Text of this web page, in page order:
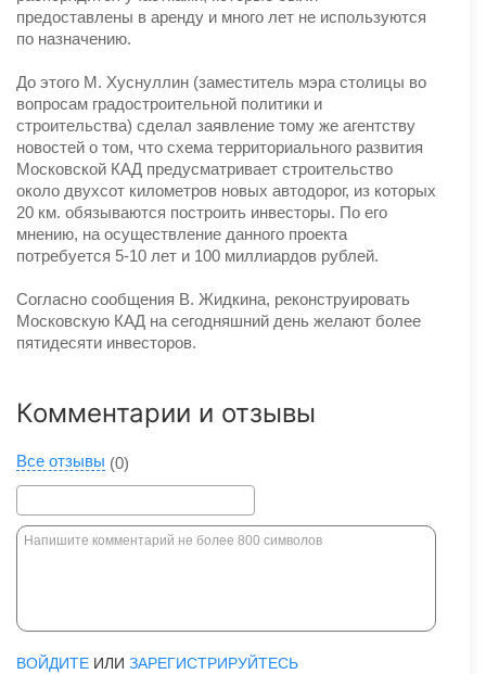
предоставлены в аренду и много лет не используются
по назначению.
До этого М. Хуснуллин (заместитель мэра столицы во
вопросам градостроительной политики и
строительства) сделал заявление тому же агентству
новостей о том, что схема территориального развития
Московской КАД предусматривает строительство
около двухсот километров новых автодорог, из которых
20 км. обязываются построить инвесторы. По его
мнению, на осуществление данного проекта
потребуется 5-10 лет и 100 миллиардов рублей.
Согласно сообщения В. Жидкина, реконструировать
Московскую КАД на сегодняшний день желают более
пятидесяти инвесторов.
Комментарии и отзывы
Все отзывы (0)
ВОЙДИТЕ ИЛИ ЗАРЕГИСТРИРУЙТЕСЬ